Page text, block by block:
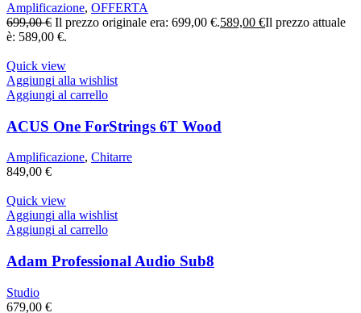
Amplificazione, OFFERTA
699,00€ Il prezzo originale era: 699,00 €.589,00 €Il prezzo attuale
è: 589,00 €.
Quick view
Aggiungi alla wishlist
Aggiungi al carrello
ACUS One ForStrings 6T Wood
Amplificazione, Chitarre
849,00 €
Quick view
Aggiungi alla wishlist
Aggiungi al carrello
Adam Professional Audio Sub8
Studio
679,00 €